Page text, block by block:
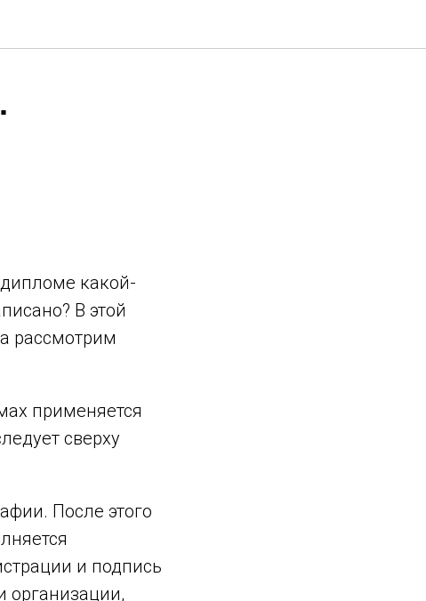
какой-
В этой
рассмотрим
применяется
сверху
После этого
и подпись
организации,